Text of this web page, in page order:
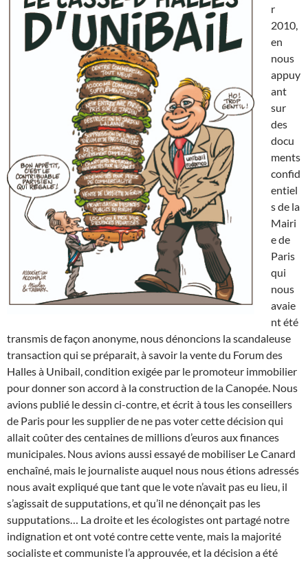
r
2010,
en
nous
appuy
ant
sur
des
docu
ments
confid
entiel
s de la
Mairi
e de
Paris
qui
nous
avaie
nt été
transmis de façon anonyme, nous dénoncions la scandaleuse
transaction qui se préparait, à savoir la vente du Forum des
Halles à Unibail, condition exigée par le promoteur immobilier
pour donner son accord à la construction de la Canopée. Nous
avions publié le dessin ci-contre, et écrit à tous les conseillers
de Paris pour les supplier de ne pas voter cette décision qui
allait coûter des centaines de millions d’euros aux finances
municipales. Nous avions aussi essayé de mobiliser Le Canard
enchaîné, mais le journaliste auquel nous nous étions adressés
nous avait expliqué que tant que le vote n’avait pas eu lieu, il
s’agissait de supputations, et qu’il ne dénonçait pas les
supputations… La droite et les écologistes ont partagé notre
indignation et ont voté contre cette vente, mais la majorité
socialiste et communiste l’a approuvée, et la décision a été